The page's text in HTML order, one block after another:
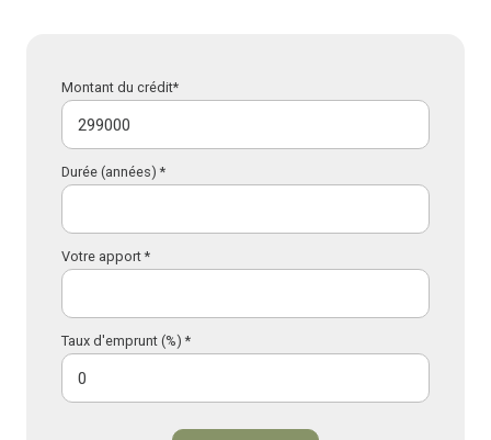
Montant du crédit*
Durée (années) *
Votre apport *
Taux d'emprunt (%) *